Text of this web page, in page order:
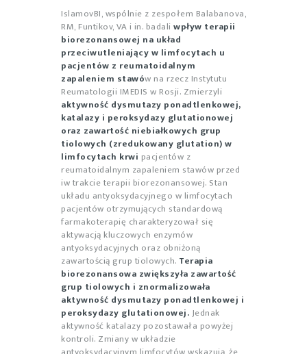
IslamovBI, wspólnie z zespołem Balabanova,
RM, Funtikov, VA i in. badali wpływ terapii
biorezonansowej na układ
przeciwutleniający w limfocytach u
pacjentów z reumatoidalnym
zapaleniem stawów na rzecz Instytutu
Reumatologii IMEDIS w Rosji. Zmierzyli
aktywność dysmutazy ponadtlenkowej,
katalazy i peroksydazy glutationowej
oraz zawartość niebiałkowych grup
tiolowych (zredukowany glutation) w
limfocytach krwi pacjentów z
reumatoidalnym zapaleniem stawów przed
iw trakcie terapii biorezonansowej. Stan
układu antyoksydacyjnego w limfocytach
pacjentów otrzymujących standardową
farmakoterapię charakteryzował się
aktywacją kluczowych enzymów
antyoksydacyjnych oraz obniżoną
zawartością grup tiolowych. Terapia
biorezonansowa zwiększyła zawartość
grup tiolowych i znormalizowała
aktywność dysmutazy ponadtlenkowej i
peroksydazy glutationowej.Jednak
aktywność katalazy pozostawała powyżej
kontroli. Zmiany w układzie